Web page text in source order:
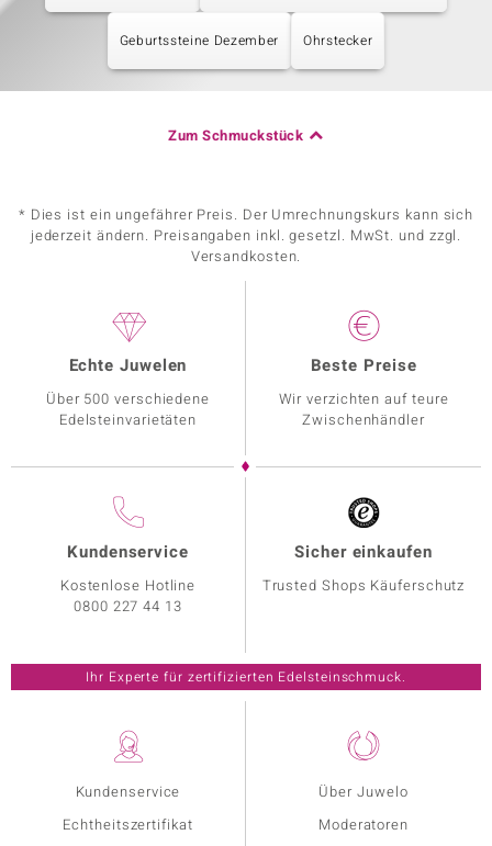
Geburtssteine Dezember Ohrstecker
Zum Schmuckstück
* Dies ist ein ungefährer Preis. Der Umrechnungskurs kann sich
jederzeit ändern. Preisangaben inkl. gesetzl. MwSt. und zzgl.
Versandkosten.
Kundenservice
Echtheitszertifikat
Über Juwelo
Moderatoren
Echte Juwelen
Über 500 verschiedene
Edelsteinvarietäten
Beste Preise
Wir verzichten auf teure
Zwischenhändler
Kundenservice
Kostenlose Hotline
0800 227 44 13
Sicher einkaufen
Trusted Shops Käuferschutz
Ihr Experte für zertifizierten Edelsteinschmuck.